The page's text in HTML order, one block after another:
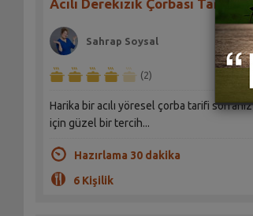
Acılı Derekızık Çorbası Tarifi
Sahrap Soysal
(2)
Harika bir acılı yöresel çorba tarifi sofranız
için güzel bir tercih...
Hazırlama 30 dakika
6 Kişilik